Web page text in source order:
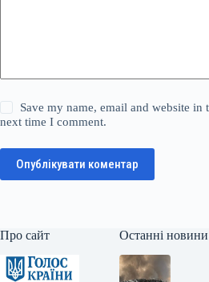
Save my name, email and website in
next time I comment.
Опублікувати коментар
Про сайт Останні новини